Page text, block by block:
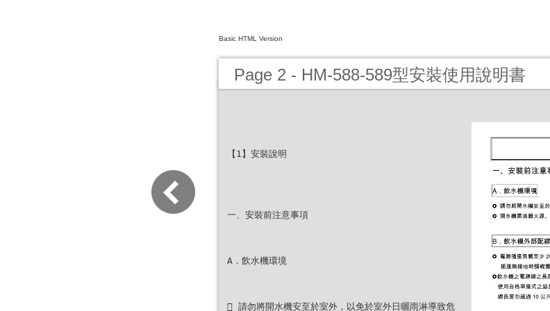
Basic HTML Version
Page 2 - HM-588-589型安裝使用說明書
【1】安裝說明
一、安裝前注意事項
A．飲水機環境
 請勿將開水機安至於室外，以免於室外日曬雨淋導致危